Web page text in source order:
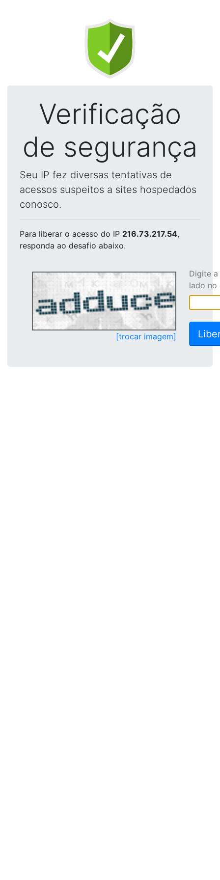
Verificação
de segurança
Seu IP fez diversas tentativas de
acessos suspeitos a sites hospedados
conosco.
Para liberar o acesso do IP 216.73.217.54,
responda ao desafio abaixo.
[trocar imagem]
Digite
lado no